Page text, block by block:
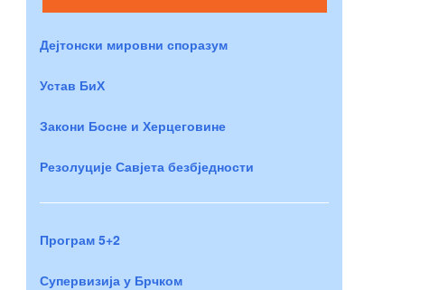
Дејтонски мировни споразум
Устав БиХ
Закони Босне и Херцеговине
Резолуције Савјета безбједности
Програм 5+2
Супервизија у Брчком